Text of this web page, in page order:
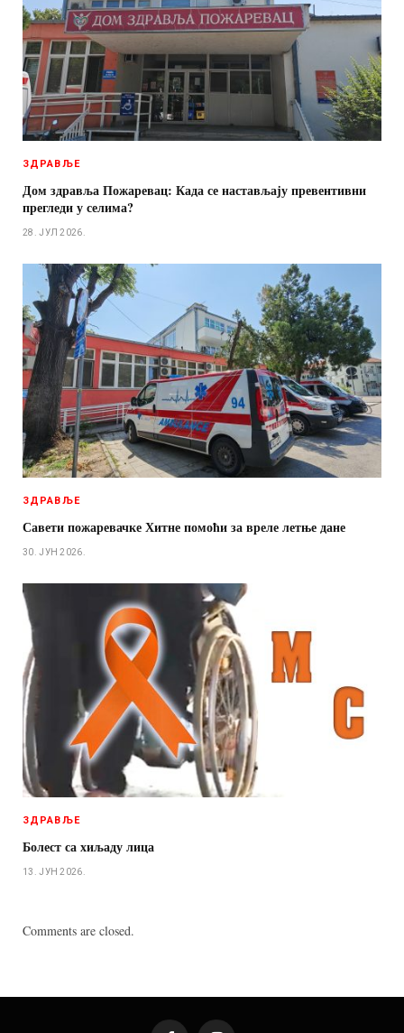
ЗДРАВЉЕ
Дом здравља Пожаревац: Када се настављају превентивни
прегледи у селима?
28. ЈУЛ 2026.
ЗДРАВЉЕ
Савети пожаревачке Хитне помоћи за вреле летње дане
30. ЈУН 2026.
ЗДРАВЉЕ
Болест са хиљаду лица
13. ЈУН 2026.
Comments are closed.